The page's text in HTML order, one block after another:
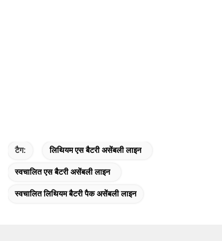
टैग: लिथियम एस बैटरी असेंबली लाइन
स्वचालित एस बैटरी असेंबली लाइन
स्वचालित लिथियम बैटरी पैक असेंबली लाइन